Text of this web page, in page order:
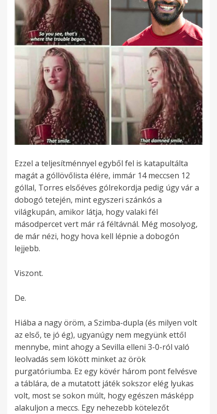
Ezzel a teljesítménnyel egyből fel is katapultálta
magát a góllövőlista élére, immár 14 meccsen 12
góllal, Torres elsőéves gólrekordja pedig úgy vár a
dobogó tetején, mint egyszeri szánkós a
világkupán, amikor látja, hogy valaki fél
másodpercet vert már rá féltávnál. Még mosolyog,
de már nézi, hogy hova kell lépnie a dobogón
lejjebb.
Viszont.
De.
Hiába a nagy öröm, a Szimba-dupla (és milyen volt
az első, te jó ég), ugyanúgy nem megyünk ettől
mennybe, mint ahogy a Sevilla elleni 3-0-ról való
leolvadás sem lökött minket az örök
purgatóriumba. Ez egy kövér három pont felvésve
a táblára, de a mutatott játék sokszor elég lyukas
volt, most se sokon múlt, hogy egészen másképp
alakuljon a meccs. Egy nehezebb kötelezőt